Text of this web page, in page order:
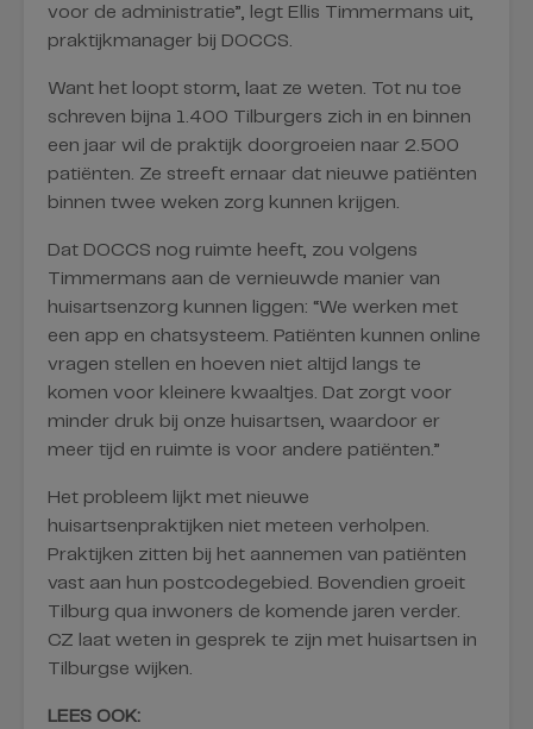
voor de administratie”, legt Ellis Timmermans uit,
praktijkmanager bij DOCCS.
Want het loopt storm, laat ze weten. Tot nu toe
schreven bijna 1.400 Tilburgers zich in en binnen
een jaar wil de praktijk doorgroeien naar 2.500
patiënten. Ze streeft ernaar dat nieuwe patiënten
binnen twee weken zorg kunnen krijgen.
Dat DOCCS nog ruimte heeft, zou volgens
Timmermans aan de vernieuwde manier van
huisartsenzorg kunnen liggen: “We werken met
een app en chatsysteem. Patiënten kunnen online
vragen stellen en hoeven niet altijd langs te
komen voor kleinere kwaaltjes. Dat zorgt voor
minder druk bij onze huisartsen, waardoor er
meer tijd en ruimte is voor andere patiënten.”
Het probleem lijkt met nieuwe
huisartsenpraktijken niet meteen verholpen.
Praktijken zitten bij het aannemen van patiënten
vast aan hun postcodegebied. Bovendien groeit
Tilburg qua inwoners de komende jaren verder.
CZ laat weten in gesprek te zijn met huisartsen in
Tilburgse wijken.
LEES OOK: